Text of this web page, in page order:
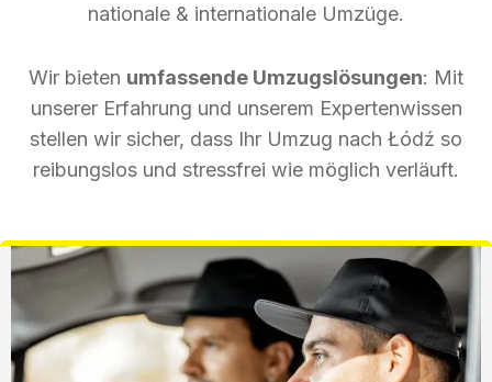
nationale & internationale Umzüge.
Wir bieten umfassende Umzugslösungen: Mit
unserer Erfahrung und unserem Expertenwissen
stellen wir sicher, dass Ihr Umzug nach Łódź so
reibungslos und stressfrei wie möglich verläuft.